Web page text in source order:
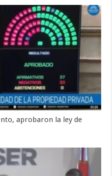
aprobaron la ley de